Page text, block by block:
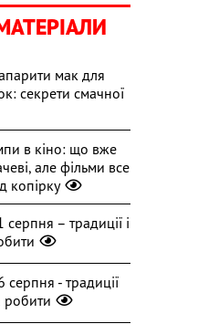
мак для
секрети смачної
в кіно: що вже
але фільми все
копірку
– традиції і
- традиції